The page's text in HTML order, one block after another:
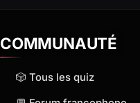
COMMUNAUTÉ
🎲 Tous les quiz